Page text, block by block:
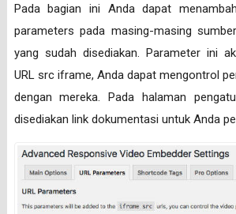
Pada bagian ini Anda dapat
parameters pada masing-masing
yang sudah disediakan. Parameter ini
URL src iframe, Anda dapat mengontrol
dengan mereka. Pada halaman
disediakan link dokumentasi untuk Anda